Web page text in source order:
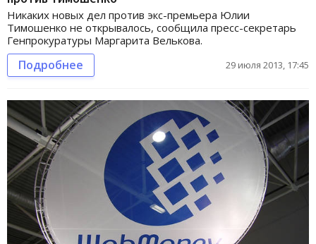
Никаких новых дел против экс-премьера Юлии
Тимошенко не открывалось, сообщила пресс-секретарь
Генпрокуратуры Маргарита Велькова.
Подробнее 29 июля 2013, 17:45